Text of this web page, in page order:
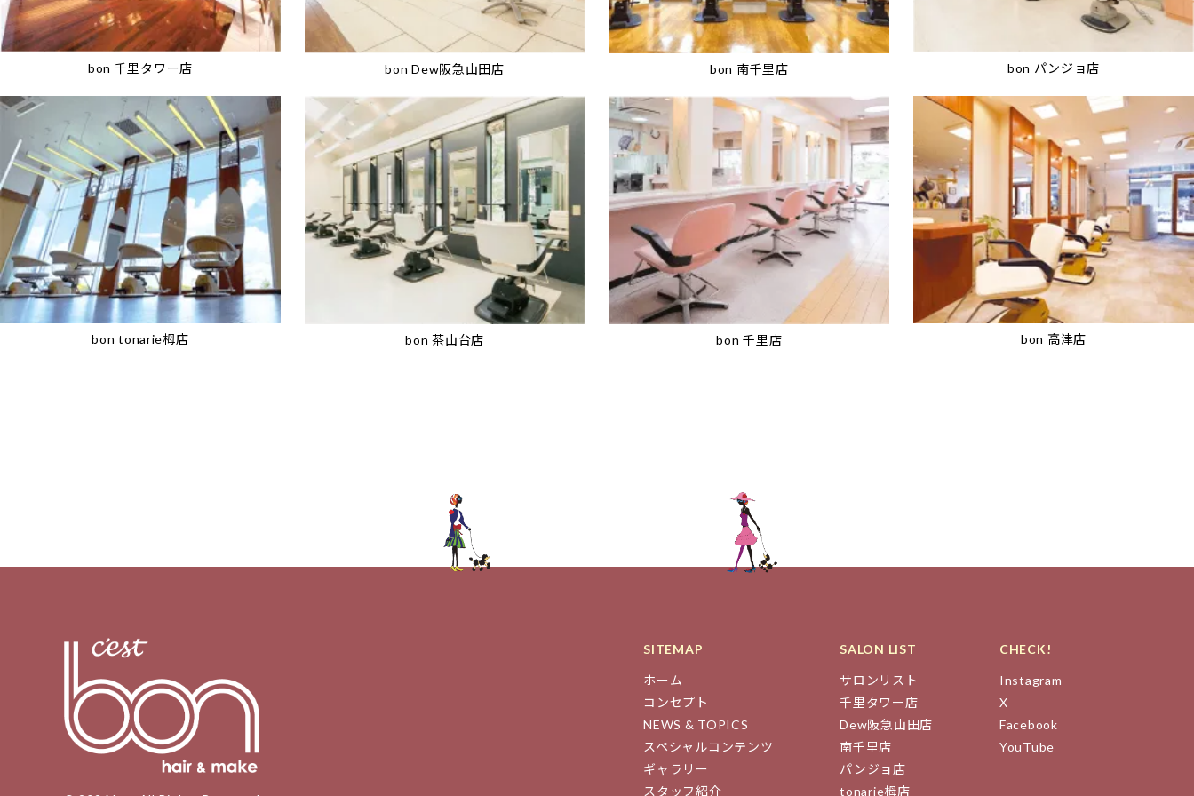
bon 千里タワー店 bon Dew阪急山田店 bon 南千里店 bon パンジョ店
bon tonarie栂店 bon 茶山台店 bon 千里店 bon 高津店
SITEMAP
ホーム
コンセプト
NEWS & TOPICS
スペシャルコンテンツ
ギャラリー
スタッフ紹介
SALON LIST
サロンリスト
千里タワー店
Dew阪急山田店
南千里店
パンジョ店
tonarie栂店
CHECK!
Instagram
X
Facebook
YouTube